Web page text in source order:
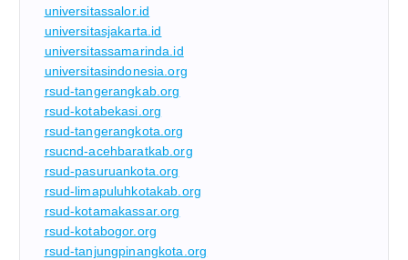
universitassalor.id
universitasjakarta.id
universitassamarinda.id
universitasindonesia.org
rsud-tangerangkab.org
rsud-kotabekasi.org
rsud-tangerangkota.org
rsucnd-acehbaratkab.org
rsud-pasuruankota.org
rsud-limapuluhkotakab.org
rsud-kotamakassar.org
rsud-kotabogor.org
rsud-tanjungpinangkota.org